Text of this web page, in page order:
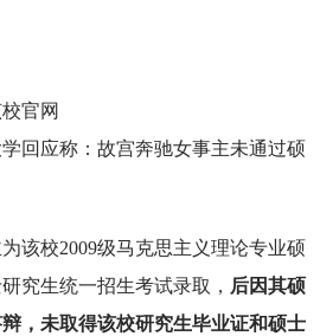
官网
回应称：故宫奔驰女事主未通过硕
该校2009级马克思主义理论专业硕
究生统一招生考试录取， 后因其硕
，未取得该校研究生毕业证和硕士